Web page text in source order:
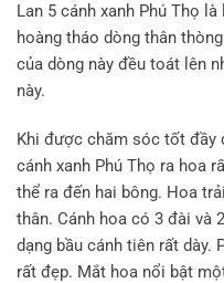
Lan 5 cánh xanh Phú Thọ
hoàng tháo dòng thân
của dòng này đều toát lên
này.
Khi được chăm sóc tốt đầy
cánh xanh Phú Thọ ra hoa
thể ra đến hai bông. Hoa
thân. Cánh hoa có 3 đài và
dạng bầu cánh tiên rất dày.
rất đẹp. Mắt hoa nổi bật